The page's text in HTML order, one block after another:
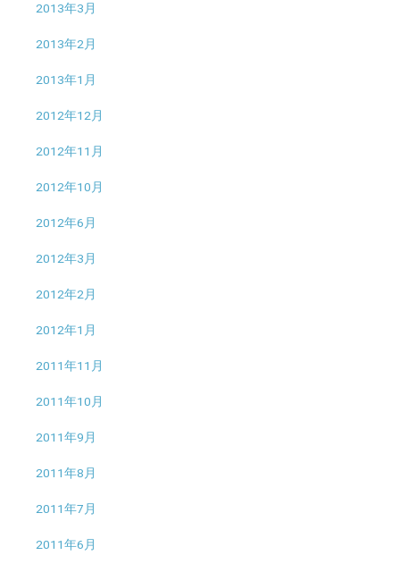
2013年3月
2013年2月
2013年1月
2012年12月
2012年11月
2012年10月
2012年6月
2012年3月
2012年2月
2012年1月
2011年11月
2011年10月
2011年9月
2011年8月
2011年7月
2011年6月